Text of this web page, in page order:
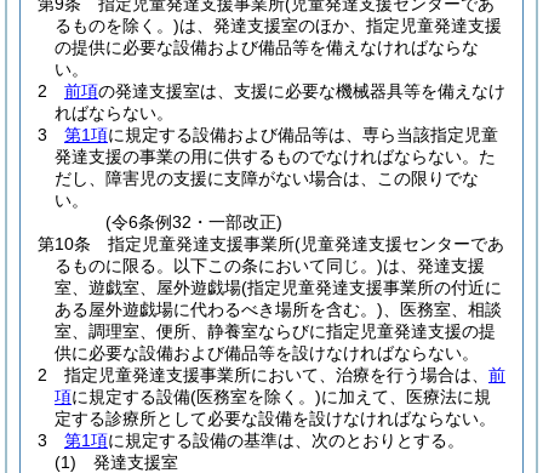
るものを除く。)は、発達支援室のほか、指定児童発達支援
の提供に必要な設備および備品等を備えなければならな
い。
2
前項の発達支援室は、支援に必要な機械器具等を備えなけ
ればならない。
3
第1項に規定する設備および備品等は、専ら当該指定児童
発達支援の事業の用に供するものでなければならない。 た
だし、障害児の支援に支障がない場合は、この限りでな
い。
(令6条例32・一部改正)
第10条
指定児童発達支援事業所(児童発達支援センターであ
るものに限る。以下この条において同じ。)は、発達支援
室、遊戯室、屋外遊戯場(指定児童発達支援事業所の付近に
ある屋外遊戯場に代わるべき場所を含む。) 、医務室、相談
室、調理室、便所、静養室ならびに指定児童発達支援の提
供に必要な設備および備品等を設けなければならない。
2
指定児童発達支援事業所において、治療を行う場合は、 前
項に規定する設備(医務室を除く。)に加えて、医療法に規
定する診療所として必要な設備を設けなければならない。
3
第1項に規定する設備の基準は、次のとおりとする。
(1)
発達支援室